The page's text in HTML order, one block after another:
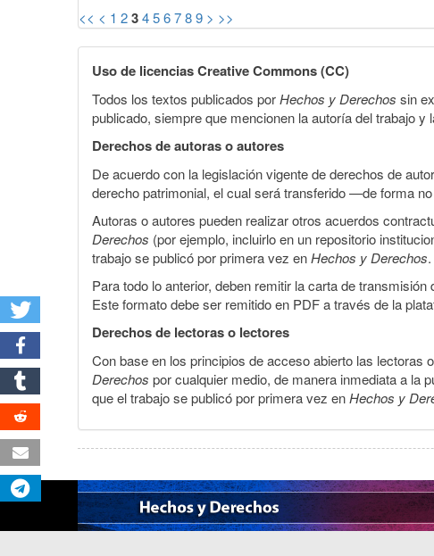
<< < 1 23456789 > >>
Uso de licencias Creative Commons (CC)
Todos los textos publicados porHechos y Derechos sin
publicado, siempre que mencionen la autoría del trabajo
Derechos de autoras o autores
De acuerdo con la legislación vigente de derechos de autor
derecho patrimonial, el cual será transferido —de forma
Autoras o autores pueden realizar otros acuerdos
Derechos (por ejemplo, incluirlo en un repositorio
trabajo se publicó por primera vez enHechos y Derechos.
Para todo lo anterior, deben remitir la carta de
Este formato debe ser remitido en PDF a través de la
Derechos de lectoras o lectores
Con base en los principios de acceso abierto las lectoras
Derechos por cualquier medio, de manera inmediata a la
que el trabajo se publicó por primera vez enHechos y